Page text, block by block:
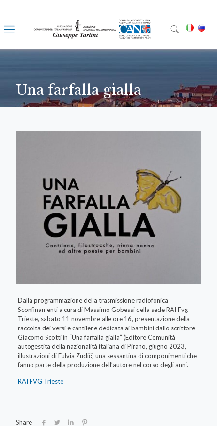
Una farfalla gialla
Dalla programmazione della trasmissione radiofonica
Sconfinamenti a cura di Massimo Gobessi della sede RAI Fvg
Trieste, sabato 11 novembre alle ore 16, presentazione della
raccolta dei versi e cantilene dedicata ai bambini dallo scrittore
Giacomo Scotti in “Una farfalla gialla” (Editore Comunità
autogestita della nazionalità italiana di Pirano, giugno 2023,
illustrazioni di Fulvia Zudič) una sessantina di componimenti che
fanno parte della produzione dell’autore nel corso degli anni.
RAI FVG Trieste
Share